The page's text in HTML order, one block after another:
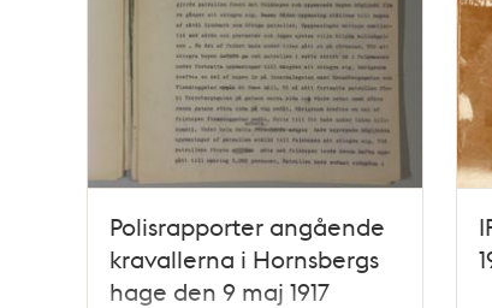
Polisrapporter angående
kravallerna i Hornsbergs
hage den 9 maj 1917